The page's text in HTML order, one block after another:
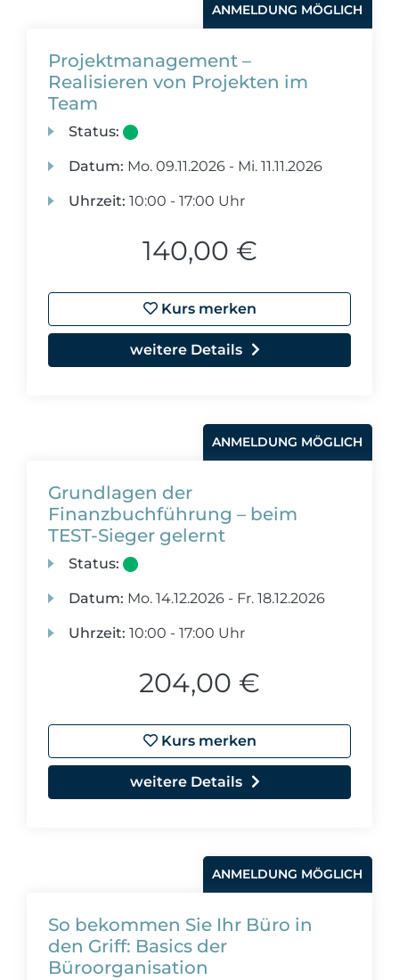
ANMELDUNG MÖGLICH
Projektmanagement –
Realisieren von Projekten im
Team
Status:
Datum: Mo. 09.11.2026 - Mi. 11.11.2026
Uhrzeit: 10:00 - 17:00 Uhr
140,00 €
Kurs merken
weitere Details
ANMELDUNG MÖGLICH
Grundlagen der
Finanzbuchführung – beim
TEST-Sieger gelernt
Status:
Datum: Mo. 14.12.2026 - Fr. 18.12.2026
Uhrzeit: 10:00 - 17:00 Uhr
204,00 €
Kurs merken
weitere Details
ANMELDUNG MÖGLICH
So bekommen Sie Ihr Büro in
den Griff: Basics der
Büroorganisation